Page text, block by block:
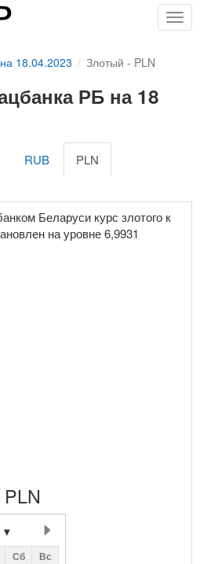
18.04.2023
Злотый - PLN
РБ на 18
RUB PLN
Беларуси курс злотого к
на уровне 6,9931
Сб
Вс